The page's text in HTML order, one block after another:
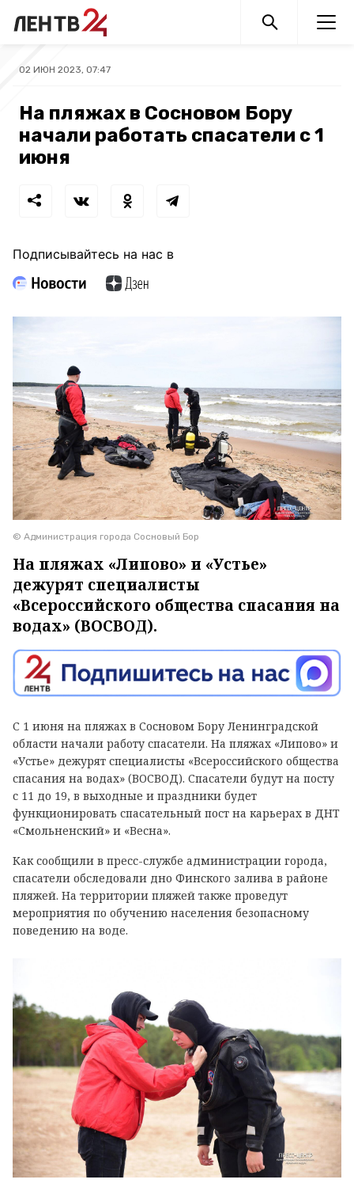
02 ИЮН 2023, 07:47
На пляжах в Сосновом Бору
начали работать спасатели с 1
июня
Подписывайтесь на нас в
© Администрация города Сосновый Бор
На пляжах «Липово» и «Устье»
дежурят специалисты
«Всероссийского общества спасания на
водах» (ВОСВОД).
С 1 июня на пляжах в Сосновом Бору Ленинградской
области начали работу спасатели. На пляжах «Липово» и
«Устье» дежурят специалисты «Всероссийского общества
спасания на водах» (ВОСВОД). Спасатели будут на посту
с 11 до 19, в выходные и праздники будет
функционировать спасательный пост на карьерах в ДНТ
«Смольненский» и «Весна».
Как сообщили в пресс-службе администрации города,
спасатели обследовали дно Финского залива в районе
пляжей. На территории пляжей также проведут
мероприятия по обучению населения безопасному
поведению на воде.